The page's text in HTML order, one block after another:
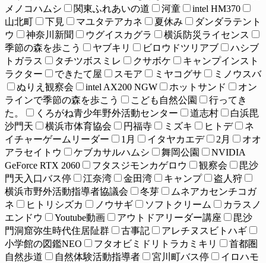
メノコハムシ
関東ふれあいの道 河童
intel HM370
山北町
下見 マユタテアカネ 夏休み
ダンダラテント
ウ
神奈川新聞 ウグイスカグラ
横浜防災ライセンス
季節の森を歩こう
ヤブキリ ビロウドツリアブ
ハシブ
トガラス
タチツボスミレ クサボケ
キャンプインスト
ラクター
できたて屋 スモア ミヤコグサ
ミノウスバ
ぬりえ観察会
intel AX200 NGW ホットサンド
オン
ラインで季節の森を歩こう
こども自然公園
行ってき
た。
くろがね青少年野外活動センター 道志村
白浜毘
沙門天
横浜市体育協会 円福寺 ミズキ ヒトデ
ネ
イチャーゲームリーダー
1月 イタヤカエデ 2月
オオ
アラセイトウ
ケブカサルハムシ 舞岡公園
NVIDIA
GeForce RTX 2060
フタスジモンカゲロウ 観察会
毘沙
門天入口バス停
江奈湾 金田湾 キャンプ
盗人狩
横浜市野外活動指導者協議会
冬芽
ムネアカセンチコガ
ネ
ヒトリシズカ ノウサギ ソフトクリーム
カラスノ
エンドウ
Youtube動画 アウトドアリーダー講座
毘沙
門洞窟弥生時代住居阯群
古事記
アレチヌスビトハギ
小学館の図鑑NEO
フタオビミドリトラカミキリ
首都圏
自然歩道
自然体験活動指導者 宮川町バス停
イロハモ